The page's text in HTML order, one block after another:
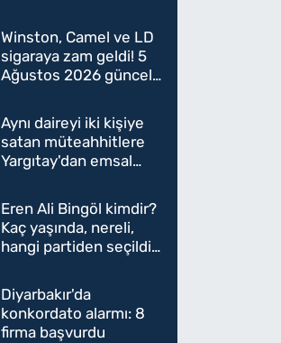
Winston, Camel ve LD
sigaraya zam geldi! 5
Ağustos 2026 güncel
oldu
Aynı daireyi iki kişiye
satan müteahhitlere
Yargıtay'dan emsal
Eren Ali Bingöl kimdir?
Kaç yaşında, nereli,
hangi partiden seçildi?
Parti'ye mi geçecek?
Diyarbakır'da
konkordato alarmı: 8
firma başvurdu